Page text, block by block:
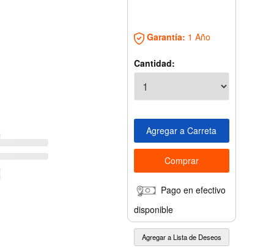
Garantía: 1 Año
Cantidad:
Pago en efectivo
disponible